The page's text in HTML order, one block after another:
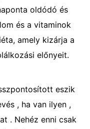
oldódó és
és a vitaminok
amely kizárja a
előnyeit.
eszik
, ha van ilyen ,
. Nehéz enni csak